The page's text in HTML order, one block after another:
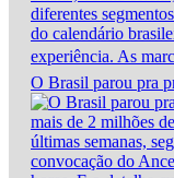
O Brasil parou pra